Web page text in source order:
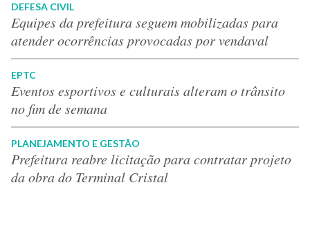
DEFESA CIVIL
Equipes da prefeitura seguem mobilizadas para
atender ocorrências provocadas por vendaval
EPTC
Eventos esportivos e culturais alteram o trânsito
no fim de semana
PLANEJAMENTO E GESTÃO
Prefeitura reabre licitação para contratar projeto
da obra do Terminal Cristal